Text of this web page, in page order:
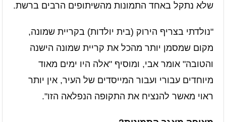
שלא נתקל באחד התמונות מהשיתופים הרבים ברשת.
"נולדתי בצריף הירוק (בית יולדות) בקריית שמונה,
מקום שמסמן יותר מהכל את קריית שמונה הישנה
והטובה" אומר אבי, ומוסיף "אלה היו ימים מאוד
מיוחדים עבורי ועבור המייסדים של העיר, אין יותר
ראוי מאשר להנציח את התקופה הנפלאה הזו".